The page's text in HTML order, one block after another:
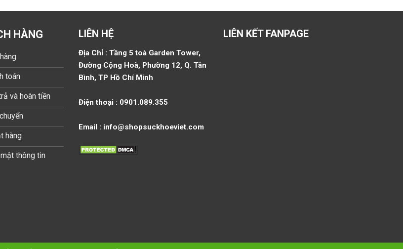
HÀNG
toán
và hoàn tiền
hàng
thông tin
LIÊN HỆ
Địa Chỉ : Tầng 5 toà Garden Tower,
Đường Cộng Hoà, Phường 12, Q. Tân
Bình, TP Hồ Chí Minh
Điện thoại : 0901.089.355
Email : info@shopsuckhoeviet.com
LIÊN KẾT FANPAGE